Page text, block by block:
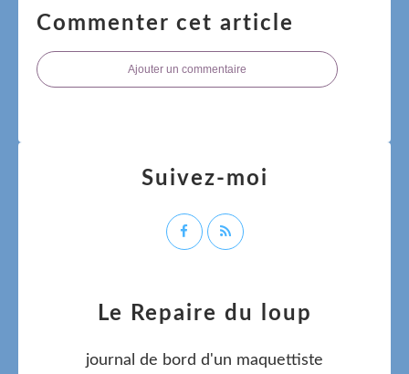
Commenter cet article
Ajouter un commentaire
Le Repaire du loup
journal de bord d'un maquettiste
Suivez-moi